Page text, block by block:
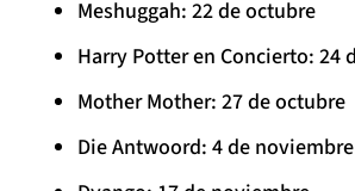
Meshuggah: 22 de octubre
Harry Potter en Concierto: 24
Mother Mother: 27 de octubre
Die Antwoord: 4 de noviembre